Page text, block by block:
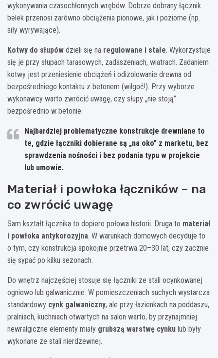
wykonywania czasochłonnych wrębów. Dobrze dobrany łącznik
belek przenosi zarówno obciążenia pionowe, jak i poziome (np.
siły wyrywające).
Kotwy do słupów dzieli się na regulowane i stałe. Wykorzystuje
się je przy słupach tarasowych, zadaszeniach, wiatrach. Zadaniem
kotwy jest przeniesienie obciążeń i odizolowanie drewna od
bezpośredniego kontaktu z betonem (wilgoć!). Przy wyborze
wykonawcy warto zwrócić uwagę, czy słupy „nie stoją”
bezpośrednio w betonie.
Najbardziej problematyczne konstrukcje drewniane to
te, gdzie łączniki dobierane są „na oko” z marketu, bez
sprawdzenia nośności i bez podania typu w projekcie
lub umowie.
Materiał i powłoka łączników – na
co zwrócić uwagę
Sam kształt łącznika to dopiero połowa historii. Druga to materiał
i powłoka antykorozyjna. W warunkach domowych decyduje to
o tym, czy konstrukcja spokojnie przetrwa 20–30 lat, czy zacznie
się sypać po kilku sezonach.
Do wnętrz najczęściej stosuje się łączniki ze stali ocynkowanej
ogniowo lub galwanicznie. W pomieszczeniach suchych wystarcza
standardowy cynk galwaniczny, ale przy łazienkach na poddaszu,
pralniach, kuchniach otwartych na salon warto, by przynajmniej
newralgiczne elementy miały grubszą warstwę cynku lub były
wykonane ze stali nierdzewnej.